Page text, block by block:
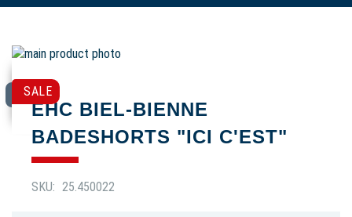
Zum
der
Bildgalerie
springen
SALE
Anfang
der
Bildgalerie
springen
EHC BIEL-BIENNE
BADESHORTS "ICI C'EST"
SKU 25.450022